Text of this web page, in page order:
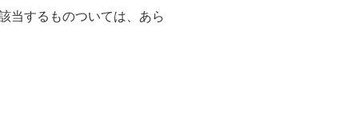
当するものついては、あら